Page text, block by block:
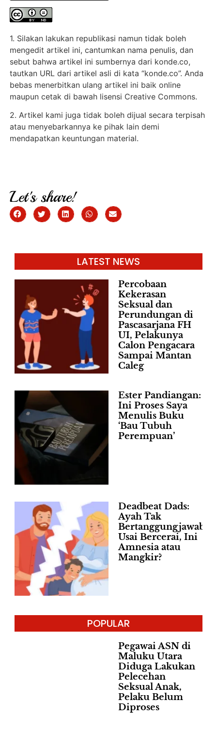
1. Silakan lakukan republikasi namun tidak boleh
mengedit artikel ini, cantumkan nama penulis, dan
sebut bahwa artikel ini sumbernya dari konde.co,
tautkan URL dari artikel asli di kata “konde.co”. Anda
bebas menerbitkan ulang artikel ini baik online
maupun cetak di bawah lisensi Creative Commons.
2. Artikel kami juga tidak boleh dijual secara terpisah
atau menyebarkannya ke pihak lain demi
mendapatkan keuntungan material.
Let's share!
LATEST NEWS
Percobaan
Kekerasan
Seksual dan
Perundungan di
Pascasarjana FH
UI, Pelakunya
Calon Pengacara
Sampai Mantan
Caleg
Ester Pandiangan:
Ini Proses Saya
Menulis Buku
‘Bau Tubuh
Perempuan’
Deadbeat Dads:
Ayah Tak
Bertanggungjawab
Usai Bercerai, Ini
Amnesia atau
Mangkir?
POPULAR
Pegawai ASN di
Maluku Utara
Diduga Lakukan
Pelecehan
Seksual Anak,
Pelaku Belum
Diproses